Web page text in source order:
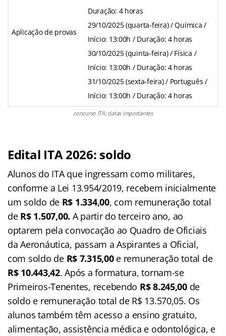
Aplicação de provas
Duração: 4 horas
29/10/2025 (quarta-feira) / Química /
Início: 13:00h / Duração: 4 horas
30/10/2025 (quinta-feira) / Física /
Início: 13:00h / Duração: 4 horas
31/10/2025 (sexta-feira) / Português /
Início: 13:00h / Duração: 4 horas
concurso ITA: datas importantes
Edital ITA 2026: soldo
Alunos do ITA que ingressam como militares,
conforme a Lei 13.954/2019, recebem inicialmente
um soldo de R$ 1.334,00, com remuneração total
de R$ 1.507,00. A partir do terceiro ano, ao
optarem pela convocação ao Quadro de Oficiais
da Aeronáutica, passam a Aspirantes a Oficial,
com soldo de R$ 7.315,00 e remuneração total de
R$ 10.443,42. Após a formatura, tornam-se
Primeiros-Tenentes, recebendo R$ 8.245,00de
soldo e remuneração total de R$ 13.570,05. Os
alunos também têm acesso a ensino gratuito,
alimentação, assistência médica e odontológica, e